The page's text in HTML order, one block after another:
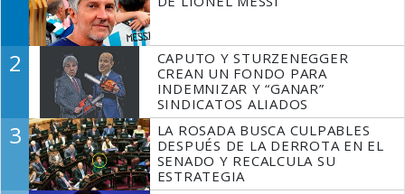
2
CAPUTO Y STURZENEGGER
CREAN UN FONDO PARA
INDEMNIZAR Y “GANAR”
SINDICATOS ALIADOS
3
LA ROSADA BUSCA CULPABLES
DESPUÉS DE LA DERROTA EN EL
SENADO Y RECALCULA SU
ESTRATEGIA